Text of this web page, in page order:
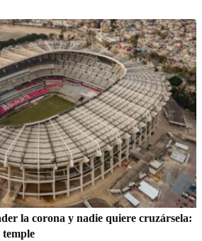
la corona y nadie quiere cruzársela:
temple